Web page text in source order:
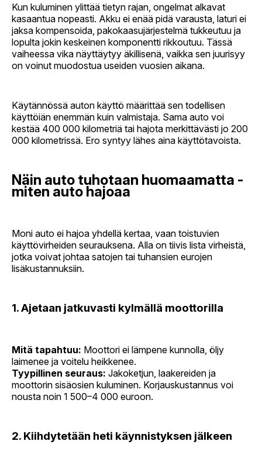
Kun kuluminen ylittää tietyn rajan, ongelmat alkavat
kasaantua nopeasti. Akku ei enää pidä varausta, laturi ei
jaksa kompensoida, pakokaasujärjestelmä tukkeutuu ja
lopulta jokin keskeinen komponentti rikkoutuu. Tässä
vaiheessa vika näyttäytyy äkillisenä, vaikka sen juurisyy
on voinut muodostua useiden vuosien aikana.
Käytännössä auton käyttö määrittää sen todellisen
käyttöiän enemmän kuin valmistaja. Sama auto voi
kestää 400 000 kilometriä tai hajota merkittävästi jo 200
000 kilometrissä. Ero syntyy lähes aina käyttötavoista.
Näin auto tuhotaan huomaamatta -
miten auto hajoaa
Moni auto ei hajoa yhdellä kertaa, vaan toistuvien
käyttövirheiden seurauksena. Alla on tiivis lista virheistä,
jotka voivat johtaa satojen tai tuhansien eurojen
lisäkustannuksiin.
1. Ajetaan jatkuvasti kylmällä moottorilla
Mitä tapahtuu: Moottori ei lämpene kunnolla, öljy
laimenee ja voitelu heikkenee.
Tyypillinen seuraus: Jakoketjun, laakereiden ja
moottorin sisäosien kuluminen. Korjauskustannus voi
nousta noin 1 500–4 000 euroon.
2. Kiihdytetään heti käynnistyksen jälkeen